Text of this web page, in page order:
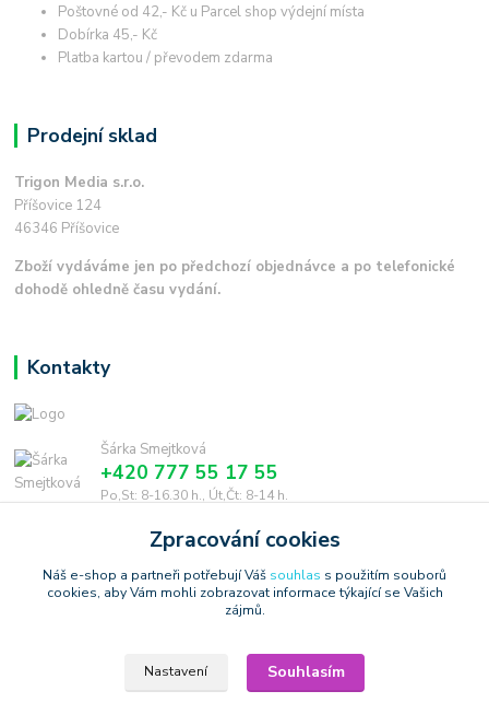
Poštovné od 42,- Kč u Parcel shop výdejní místa
Dobírka 45,- Kč
Platba kartou / převodem zdarma
Prodejní sklad
Trigon Media s.r.o.
Příšovice 124
46346 Příšovice
Zboží vydáváme jen po předchozí objednávce a po telefonické
dohodě ohledně času vydání.
Kontakty
Šárka Smejtková
+420 777 55 17 55
Po,St: 8-16.30 h., Út,Čt: 8-14 h.
smejtkova@trigonmedia.cz
Copyright © 2006-2025 TrigonShop.cz - bez souhlasu nelze používat
Zpracování cookies
Náš e-shop a partneři potřebují Váš souhlas s použitím souborů
cookies, aby Vám mohli zobrazovat informace týkající se Vašich
zájmů.
Nastavení Souhlasím